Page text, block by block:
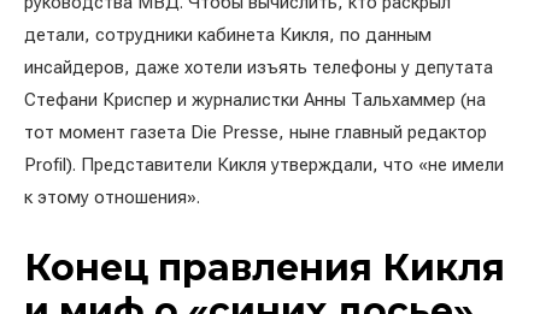
детали, сотрудники кабинета Кикля, по данным
инсайдеров, даже хотели изъять телефоны у депутата
Стефани Криспер и журналистки Анны Тальхаммер (на
тот момент газета Die Presse, ныне главный редактор
Profil). Представители Кикля утверждали, что «не имели
к этому отношения».
Конец правления Кикля